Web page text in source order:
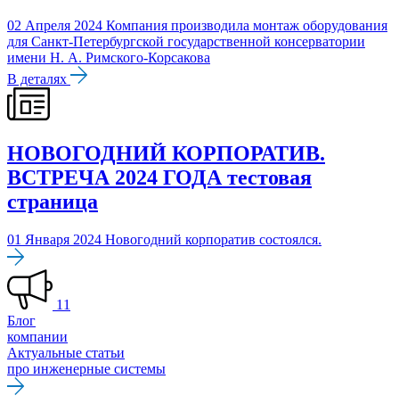
02 Апреля 2024 Компания производила монтаж оборудования
для Санкт-Петербургской государственной консерватории
имени Н. А. Римского-Корсакова
В деталях
НОВОГОДНИЙ КОРПОРАТИВ.
ВСТРЕЧА 2024 ГОДА тестовая
страница
01 Января 2024 Новогодний корпоратив состоялся.
11
Блог
компании
Актуальные статьи
про инженерные системы